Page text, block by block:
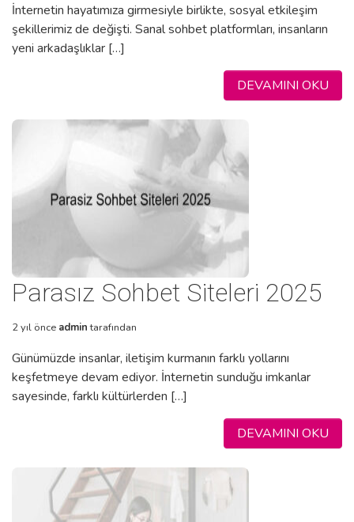
İnternetin hayatımıza girmesiyle birlikte, sosyal etkileşim
şekillerimiz de değişti. Sanal sohbet platformları, insanların
yeni arkadaşlıklar […]
DEVAMINI OKU
Parasız Sohbet Siteleri 2025
2 yıl önce admintarafından
Günümüzde insanlar, iletişim kurmanın farklı yollarını
keşfetmeye devam ediyor. İnternetin sunduğu imkanlar
sayesinde, farklı kültürlerden […]
DEVAMINI OKU